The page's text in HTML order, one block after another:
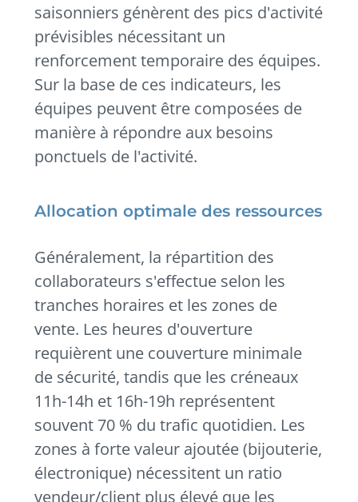
saisonniers génèrent des pics d'activité
prévisibles nécessitant un
renforcement temporaire des équipes.
Sur la base de ces indicateurs, les
équipes peuvent être composées de
manière à répondre aux besoins
ponctuels de l'activité.
Allocation optimale des ressources
Généralement, la répartition des
collaborateurs s'effectue selon les
tranches horaires et les zones de
vente. Les heures d'ouverture
requièrent une couverture minimale
de sécurité, tandis que les créneaux
11h-14h et 16h-19h représentent
souvent 70 % du trafic quotidien. Les
zones à forte valeur ajoutée (bijouterie,
électronique) nécessitent un ratio
vendeur/client plus élevé que les